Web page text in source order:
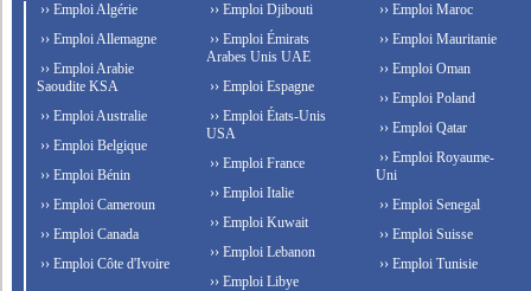
›› Emploi Algérie
›› Emploi Allemagne
›› Emploi Arabie
Saoudite KSA
›› Emploi Australie
›› Emploi Belgique
›› Emploi Bénin
›› Emploi Cameroun
›› Emploi Canada
›› Emploi Côte d'Ivoire
›› Emploi Djibouti
›› Emploi Émirats
Arabes Unis UAE
›› Emploi Espagne
›› Emploi États-Unis
USA
›› Emploi France
›› Emploi Italie
›› Emploi Kuwait
›› Emploi Lebanon
›› Emploi Libye
›› Emploi Maroc
›› Emploi Mauritanie
›› Emploi Oman
›› Emploi Poland
›› Emploi Qatar
›› Emploi Royaume-
Uni
›› Emploi Senegal
›› Emploi Suisse
›› Emploi Tunisie